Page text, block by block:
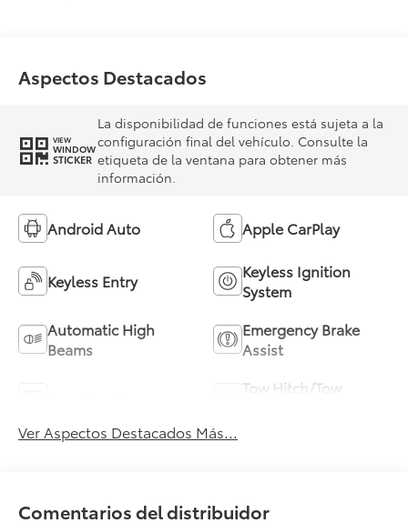
Aspectos Destacados
VIEW
WINDOW
STICKER
La disponibilidad de funciones está sujeta a la
configuración final del vehículo. Consulte la
etiqueta de la ventana para obtener más
información.
Android Auto Apple CarPlay
Keyless Entry
Keyless Ignition
System
Automatic High
Beams
Emergency Brake
Assist
Tow Hitch/Tow
Ver Aspectos Destacados Más...
Comentarios del distribuidor